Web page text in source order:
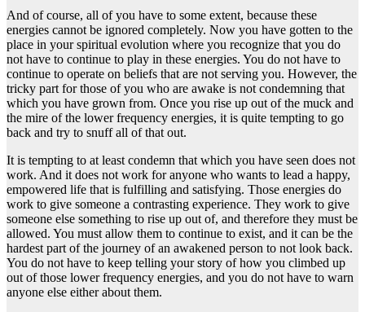
And of course, all of you have to some extent, because these
energies cannot be ignored completely. Now you have gotten to the
place in your spiritual evolution where you recognize that you do
not have to continue to play in these energies. You do not have to
continue to operate on beliefs that are not serving you. However, the
tricky part for those of you who are awake is not condemning that
which you have grown from. Once you rise up out of the muck and
the mire of the lower frequency energies, it is quite tempting to go
back and try to snuff all of that out.
It is tempting to at least condemn that which you have seen does not
work. And it does not work for anyone who wants to lead a happy,
empowered life that is fulfilling and satisfying. Those energies do
work to give someone a contrasting experience. They work to give
someone else something to rise up out of, and therefore they must be
allowed. You must allow them to continue to exist, and it can be the
hardest part of the journey of an awakened person to not look back.
You do not have to keep telling your story of how you climbed up
out of those lower frequency energies, and you do not have to warn
anyone else either about them.